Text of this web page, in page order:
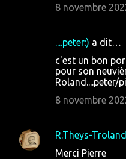
8 novembre
....peter:) a dit…
c'est un bon
pour son
Roland....peter/
8 novembre
R.Theys-
Merci Pierre